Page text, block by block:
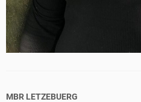
MBR LETZEBUERG